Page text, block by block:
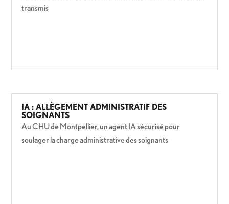
transmis
IA : ALLÈGEMENT ADMINISTRATIF DES
SOIGNANTS
Au CHU de Montpellier, un agent IA sécurisé pour
soulager la charge administrative des soignants